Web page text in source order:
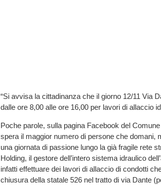
“Si avvisa la cittadinanza che il giorno 12/11 Via
dalle ore 8,00 alle ore 16,00 per lavori di allaccio
Poche parole, sulla pagina Facebook del
spera il maggior numero di persone che domani,
una giornata di passione lungo la già fragile rete
Holding, il gestore dell’intero sistema idraulico
infatti effettuare dei lavori di allaccio di condotti
chiusura della statale 526 nel tratto di via Dante